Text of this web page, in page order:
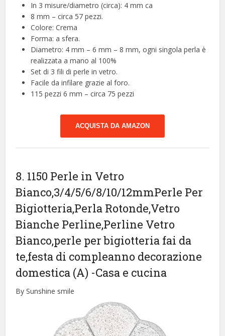
In 3 misure/diametro (circa): 4 mm ca
8 mm – circa 57 pezzi.
Colore: Crema
Forma: a sfera.
Diametro: 4 mm – 6 mm – 8 mm, ogni singola perla è
realizzata a mano al 100%
Set di 3 fili di perle in vetro.
Facile da infilare grazie al foro.
115 pezzi 6 mm – circa 75 pezzi
ACQUISTA DA AMAZON
8. 1150 Perle in Vetro
Bianco,3/4/5/6/8/10/12mmPerle Per
Bigiotteria,Perla Rotonde,Vetro
Bianche Perline,Perline Vetro
Bianco,perle per bigiotteria fai da
te,festa di compleanno decorazione
domestica (A) -Casa e cucina
By Sunshine smile